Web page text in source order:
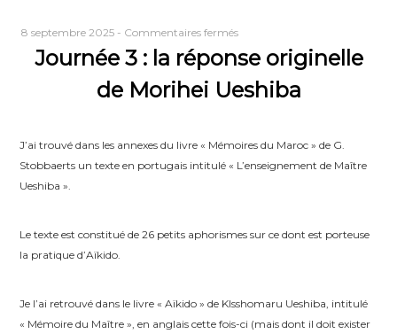
8 septembre 2025 - Commentaires ferméssur
Journée
:
Journée 3 : la réponse originelle
de Morihei Ueshiba
J’ai trouvé dans les annexes du livre « Mémoires du Maroc » de G.
Stobbaerts un texte en portugais intitulé « L’enseignement de Maître
Ueshiba ».
Le texte est constitué de 26 petits aphorismes sur ce dont est porteuse
la pratique d’Aïkido.
Je l’ai retrouvé dans le livre « Aïkido » de KIsshomaru Ueshiba, intitulé
« Mémoire du Maître », en anglais cette fois-ci (mais dont il doit exister